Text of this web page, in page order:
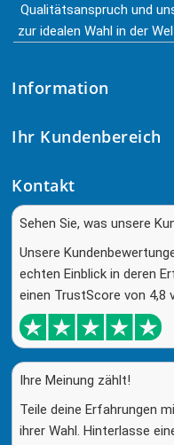
Qualitätsanspruch und
zur idealen Wahl in der
Information
Ihr Kundenbereich
Kontakt
Sehen Sie, was unsere
Unsere
echten Einblick in deren
einen TrustScore von 4,8
Ihre Meinung zählt!
Teile deine Erfahrungen
ihrer Wahl. Hinterlasse